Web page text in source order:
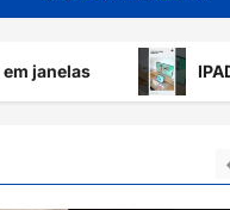
IPAD PRO